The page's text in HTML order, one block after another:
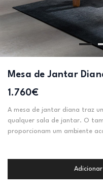
Mesa de Jantar
1.760€
A mesa de jantar diana traz
qualquer sala de jantar. O
proporcionam um ambiente